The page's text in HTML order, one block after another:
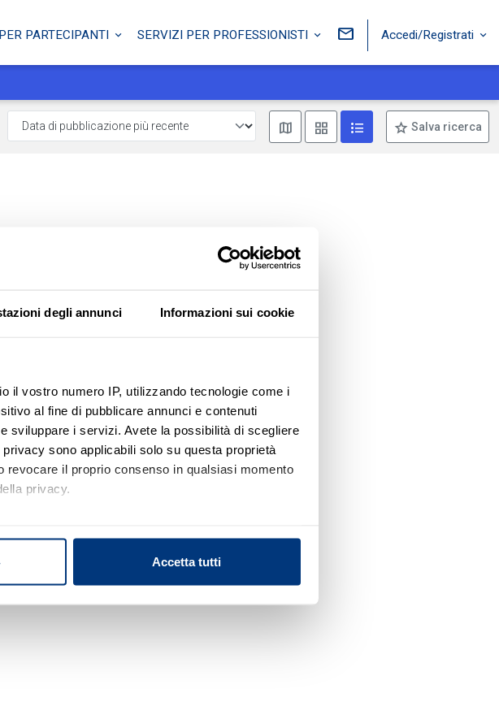
degli annunci Informazioni sui cookie
il vostro numero IP, utilizzando tecnologie come i
al fine di pubblicare annunci e contenuti
sviluppare i servizi. Avete la possibilità di scegliere
sono applicabili solo su questa proprietà
il proprio consenso in qualsiasi momento
privacy.
di caratteristiche specifiche (impronte
Accetta tutti
PARTECIPANTI SERVIZI PER PROFESSIONISTI Accedi/Registrati
Mostra mappaMostra come box
Mostra come lista
Salva ricerca
ricerca
alcuni filtri o